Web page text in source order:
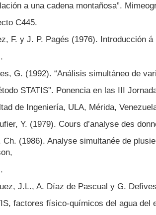
a una cadena montañosa”.
C445.
F. y J. P. Pagés (1976). Introducción
G. (1992). “Análisis simultáneo de
STATIS”. Ponencia en las III
de Ingeniería, ULA, Mérida,
Y. (1979). Cours d’analyse des
Ch. (1986). Analyse simultanée de
J.L., A. Díaz de Pascual y G.
factores físico-químicos del agua del